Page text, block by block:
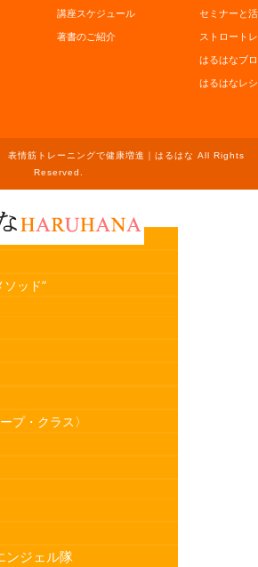
講座スケジュール
著書のご紹介
セミナーと
ストロート
はるはなブ
はるはなレ
情筋トレーニングで健康増進｜はるはな All Rights
Reserved.
ッド”
プ・クラス〉
ンジェル隊